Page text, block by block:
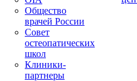
Общество
врачей России
Совет
остеопатических
школ
Клиники-
партнеры